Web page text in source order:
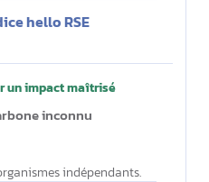
hello RSE
un impact maîtrisé
inconnu
indépendants.